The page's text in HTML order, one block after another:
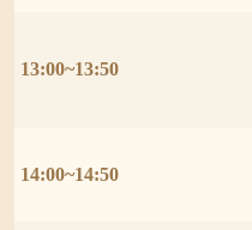
13:00~13:50
14:00~14:50